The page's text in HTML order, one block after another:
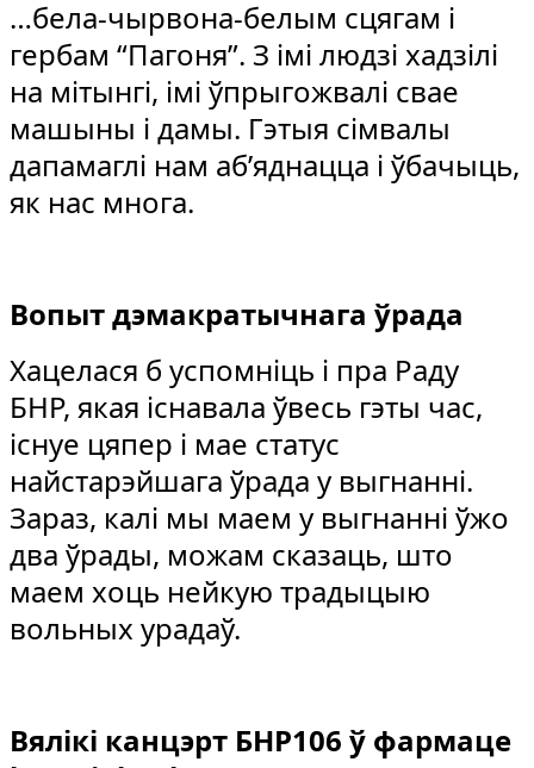
…бела-чырвона-белым сцягам і
гербам “Пагоня”. З імі людзі хадзілі
на мітынгі, імі ўпрыгожвалі свае
машыны і дамы. Гэтыя сімвалы
дапамаглі нам аб’яднацца і ўбачыць,
як нас многа.
Вопыт дэмакратычнага ўрада
Хацелася б успомніць і пра Раду
БНР, якая існавала ўвесь гэты час,
існуе цяпер і мае статус
найстарэйшага ўрада у выгнанні.
Зараз, калі мы маем у выгнанні ўжо
два ўрады, можам сказаць, што
маем хоць нейкую традыцыю
вольных урадаў.
Вялікі канцэрт БНР106 ў фармаце